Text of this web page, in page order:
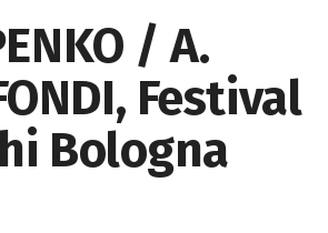
/ A.
Festival
Bologna